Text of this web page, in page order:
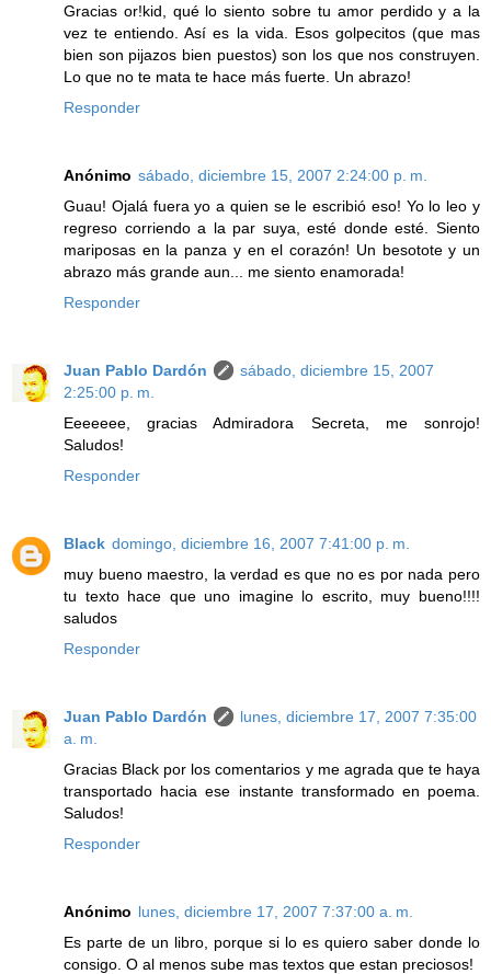
Gracias or!kid, qué lo siento sobre tu amor perdido y a la
vez te entiendo. Así es la vida. Esos golpecitos (que mas
bien son pijazos bien puestos) son los que nos construyen.
Lo que no te mata te hace más fuerte. Un abrazo!
Responder
Anónimo sábado, diciembre 15, 2007 2:24:00 p. m.
Guau! Ojalá fuera yo a quien se le escribió eso! Yo lo leo y
regreso corriendo a la par suya, esté donde esté. Siento
mariposas en la panza y en el corazón! Un besotote y un
abrazo más grande aun... me siento enamorada!
Responder
Juan Pablo Dardón
sábado, diciembre 15, 2007
2:25:00 p. m.
Eeeeeee, gracias Admiradora Secreta, me sonrojo!
Saludos!
Responder
Black domingo, diciembre 16, 2007 7:41:00 p. m.
muy bueno maestro, la verdad es que no es por nada pero
tu texto hace que uno imagine lo escrito, muy bueno!!!!
saludos
Responder
Juan Pablo Dardón
lunes, diciembre 17, 2007 7:35:00
a. m.
Gracias Black por los comentarios y me agrada que te haya
transportado hacia ese instante transformado en poema.
Saludos!
Responder
Anónimo lunes, diciembre 17, 2007 7:37:00 a. m.
Es parte de un libro, porque si lo es quiero saber donde lo
consigo. O al menos sube mas textos que estan preciosos!